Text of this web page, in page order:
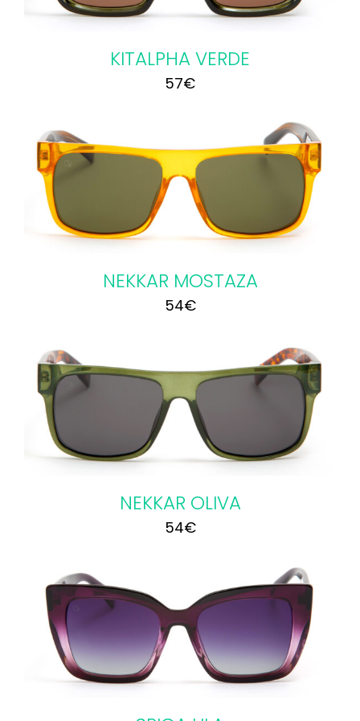
KITALPHA VERDE
57€
NEKKAR MOSTAZA
54€
NEKKAR OLIVA
54€